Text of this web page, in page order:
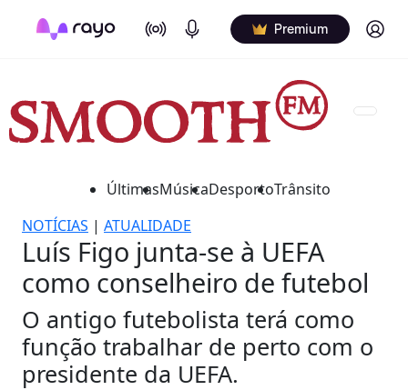
On Air Podcasts Premium Log in
ÚltimasMúsicaDesportoTrânsito
NOTÍCIAS | ATUALIDADE
Luís Figo junta-se à UEFA
como conselheiro de futebol
O antigo futebolista terá como
função trabalhar de perto com o
presidente da UEFA.